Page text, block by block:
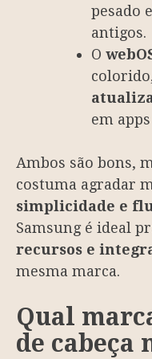
pesado
antigos.
O
em
Ambos são bons,
costuma agradar
simplicidade e
Samsung é ideal
recursos e
mesma marca.
Qual
de cabeça